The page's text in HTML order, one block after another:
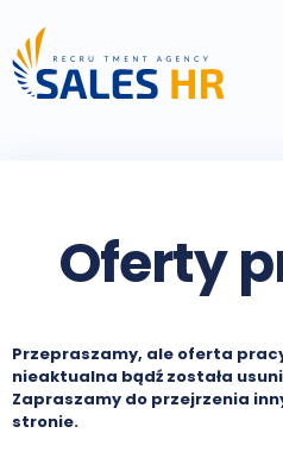
Oferty
Przepraszamy, ale oferta
nieaktualna bądź została
Zapraszamy do przejrzenia
stronie.